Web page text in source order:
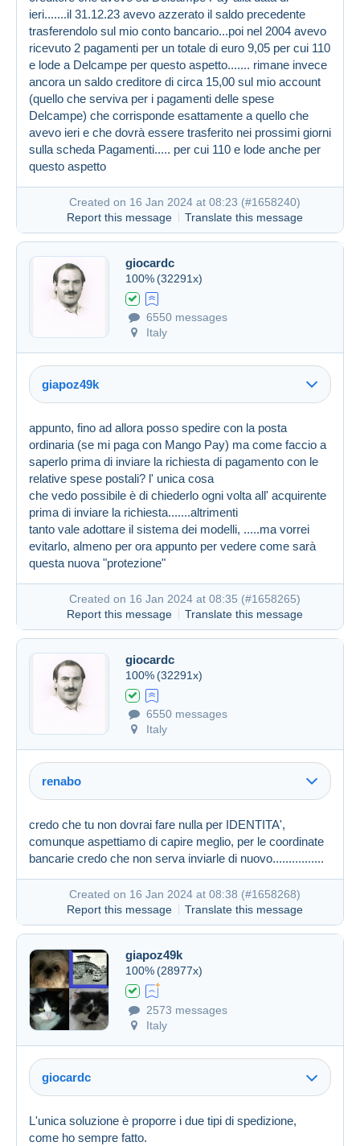
Link (https)
Link (https)
ieri.......il 31.12.23 avevo azzerato il saldo precedente
trasferendolo sul mio conto bancario...poi nel 2004 avevo
ricevuto 2 pagamenti per un totale di euro 9,05 per cui 110
e lode a Delcampe per questo aspetto....... rimane invece
ancora un saldo creditore di circa 15,00 sul mio account
(quello che serviva per i pagamenti delle spese
Delcampe) che corrisponde esattamente a quello che
avevo ieri e che dovrà essere trasferito nei prossimi giorni
sulla scheda Pagamenti..... per cui 110 e lode anche per
questo aspetto
Created on 16 Jan 2024 at 08:23 (#1658240)
Report this message
Translate this message
giocardc
100% (32291x)
6550 messages
Italy
giapoz49k
Created on 16 Jan 2024 at 07:58
appunto, fino ad allora posso spedire con la posta
ordinaria (se mi paga con Mango Pay) ma come faccio a
saperlo prima di inviare la richiesta di pagamento con le
relative spese postali? l' unica cosa
che vedo possibile è di chiederlo ogni volta all' acquirente
prima di inviare la richiesta.......altrimenti
tanto vale adottare il sistema dei modelli, .....ma vorrei
evitarlo, almeno per ora appunto per vedere come sarà
questa nuova "protezione"
Created on 16 Jan 2024 at 08:35 (#1658265)
Report this message
Translate this message
giocardc
100% (32291x)
6550 messages
Italy
renabo
Created on 16 Jan 2024 at 07:25
credo che tu non dovrai fare nulla per IDENTITA',
comunque aspettiamo di capire meglio, per le coordinate
bancarie credo che non serva inviarle di nuovo................
Created on 16 Jan 2024 at 08:38 (#1658268)
Report this message
Translate this message
giapoz49k
100% (28977x)
2573 messages
Italy
giocardc
L'unica soluzione è proporre i due tipi di spedizione,
come ho sempre fatto.